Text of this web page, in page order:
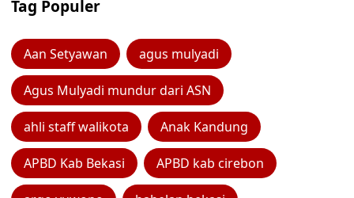
Tag Populer
Aan Setyawan agus mulyadi
Agus Mulyadi mundur dari ASN
ahli staff walikota Anak Kandung
APBD Kab Bekasi APBD kab cirebon